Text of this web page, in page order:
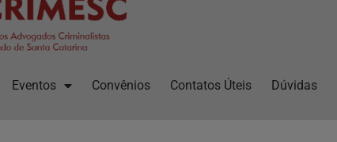
Eventos Convênios Contatos Úteis Dúvidas